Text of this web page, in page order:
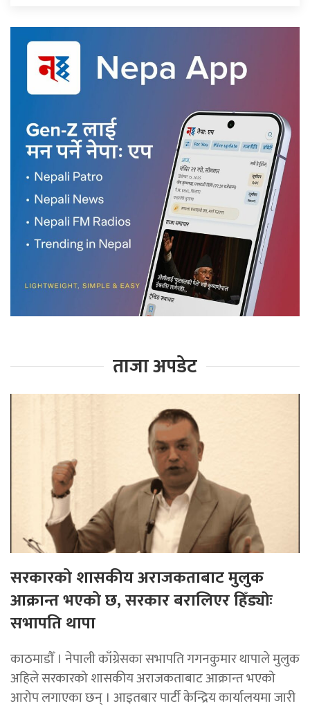
ताजा अपडेट
सरकारको शासकीय अराजकताबाट मुलुक
आक्रान्त भएको छ, सरकार बरालिएर हिँड्याेः
सभापति थापा
काठमाडाैँ । नेपाली काँग्रेसका सभापति गगनकुमार थापाले मुलुक
अहिले सरकारको शासकीय अराजकताबाट आक्रान्त भएको
आरोप लगाएका छन् । आइतबार पार्टी केन्द्रिय कार्यालयमा जारी